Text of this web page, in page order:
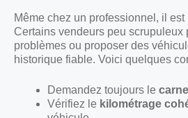
Même chez un professionnel, il est
Certains vendeurs peu scrupuleux
problèmes ou proposer des
historique fiable. Voici quelques
Demandez toujours le
Vérifiez le kilométrage